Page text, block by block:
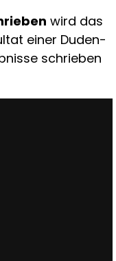
wird das
einer Duden-
schrieben